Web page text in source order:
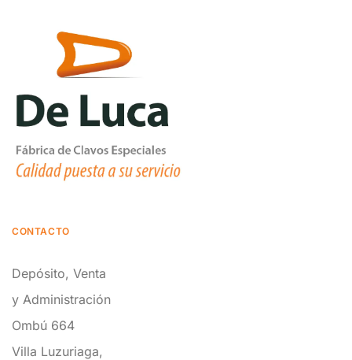
CONTACTO
Depósito, Venta
y Administración
Ombú 664
Villa Luzuriaga,